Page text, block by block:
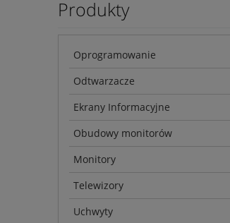
Produkty
Oprogramowanie
Odtwarzacze
Ekrany Informacyjne
Obudowy monitorów
Monitory
Telewizory
Uchwyty